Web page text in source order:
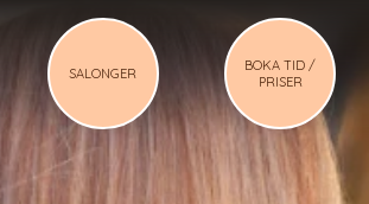
SALONGER
BOKA TID /
PRISER